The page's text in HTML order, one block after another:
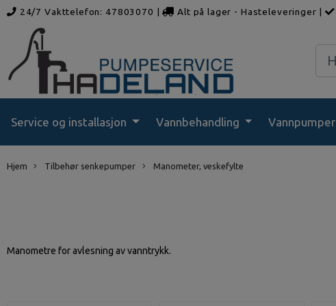
24/7 Vakttelefon: 47803070 | Alt på lager - Hasteleveringer |
rådgivning
Service og installasjon Vannbehandling Vannpumper
Hjem Tilbehør senkepumper Manometer, veskefylte
Manometre for avlesning av vanntrykk.